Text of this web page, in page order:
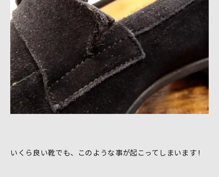
いくら良い靴でも、このような事が起こってしまいます !